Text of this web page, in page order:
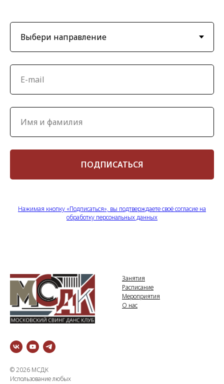
ПОДПИСАТЬСЯ
Нажимая кнопку «Подписаться», вы подтверждаете своё согласие на
обработку персональных данных
© 2026 МСДК
Использование любых
Занятия
Расписание
Мероприятия
О нас